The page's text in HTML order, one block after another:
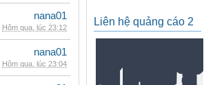
nana01
Hôm qua, lúc 23:12
nana01
Hôm qua, lúc 23:04
Liên hệ quảng cáo 2